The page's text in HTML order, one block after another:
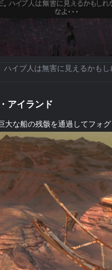
ハイブ人は無害に見えるかもし
アイランド
大な船の残骸を通過してフォ